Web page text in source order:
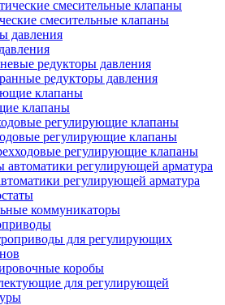
смесительные клапаны
редукторы давления
редукторы давления
клапаны
регулирующие клапаны
регулирующие клапаны
регулирующие клапаны
регулирующей арматура
коммуникаторы
для регулирующих
коробы
для регулирующей